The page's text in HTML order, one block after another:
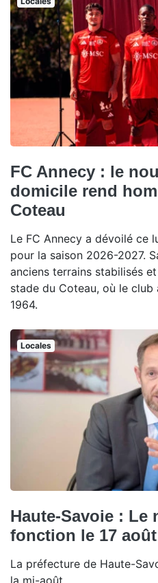
FC Annecy : le
domicile rend
Coteau
Le FC Annecy a dévoilé ce
pour la saison 2026-2027.
anciens terrains stabilisés
stade du Coteau, où le club
1964.
Locales
Haute-Savoie : Le
fonction le 17 août
La préfecture de Haute-